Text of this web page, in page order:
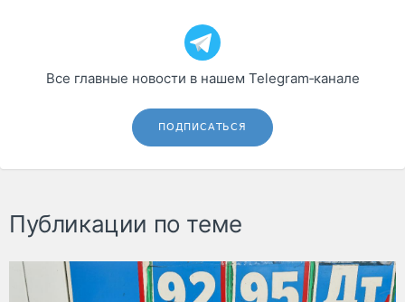
Все главные новости в нашем Telegram‑канале
ПОДПИСАТЬСЯ
Публикации по теме